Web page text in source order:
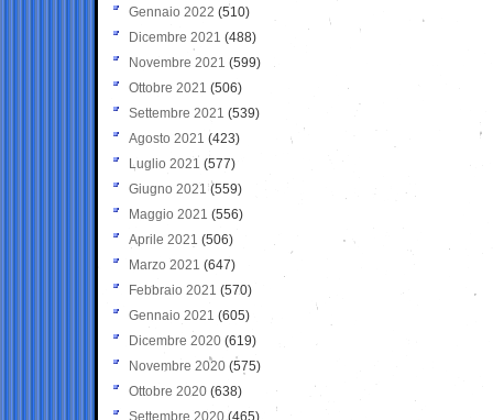
Gennaio 2022 (510)
Dicembre 2021 (488)
Novembre 2021 (599)
Ottobre 2021 (506)
Settembre 2021 (539)
Agosto 2021 (423)
Luglio 2021 (577)
Giugno 2021(559)
Maggio 2021 (556)
Aprile 2021 (506)
Marzo 2021 (647)
Febbraio 2021 (570)
Gennaio 2021 (605)
Dicembre 2020 (619)
Novembre 2020 (575)
Ottobre 2020 (638)
Settembre 2020(465)